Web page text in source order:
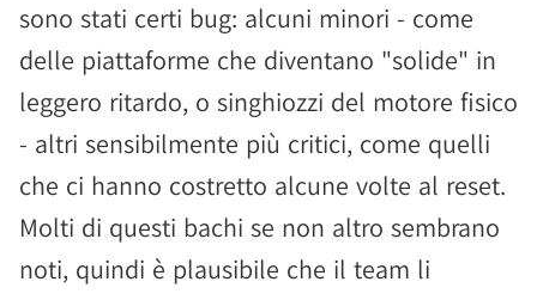
sono stati certi bug: alcuni minori - come
delle piattaforme che diventano "solide" in
leggero ritardo, o singhiozzi del motore fisico
- altri sensibilmente più critici, come quelli
che ci hanno costretto alcune volte al reset.
Molti di questi bachi se non altro sembrano
noti, quindi è plausibile che il team li